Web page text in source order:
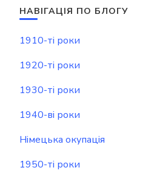
НАВІГАЦІЯ ПО БЛОГУ
1910-ті роки
1920-ті роки
1930-ті роки
1940-ві роки
Німецька окупація
1950-ті роки